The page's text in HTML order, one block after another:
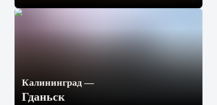
Калининград—
Гданьск